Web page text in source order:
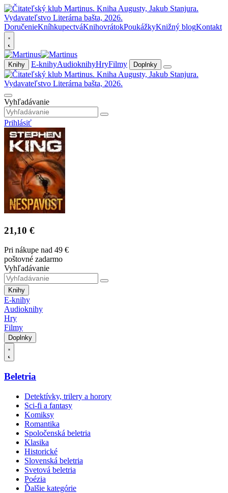
DoručenieKníhkupectváKnihovrátokPoukážkyKnižný blogKontakt
Knihy E-knihyAudioknihyHryFilmy Doplnky
Vyhľadávanie
Prihlásiť
21,10 €
Pri nákupe nad 49 €
poštovné zadarmo
Vyhľadávanie
Knihy
E-knihy
Audioknihy
Hry
Filmy
Doplnky
Beletria
Detektívky, trilery a horory
Sci-fi a fantasy
Komiksy
Romantika
Spoločenská beletria
Klasika
Historické
Slovenská beletria
Svetová beletria
Poézia
Ďalšie kategórie